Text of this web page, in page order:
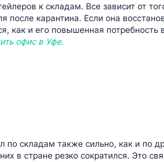
к складам. Все зависит от
после карантина. Если она
как и его повышенная
офис в Уфе.
по складам также сильно, как и по
в стране резко сократился. Это